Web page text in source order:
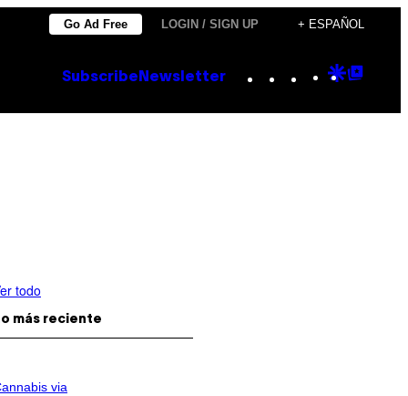
Go Ad Free LOGIN / SIGN UP + ESPAÑOL
Subscribe Newsletter Instagram
TikTok
YouTube
Google
todo
más reciente
via